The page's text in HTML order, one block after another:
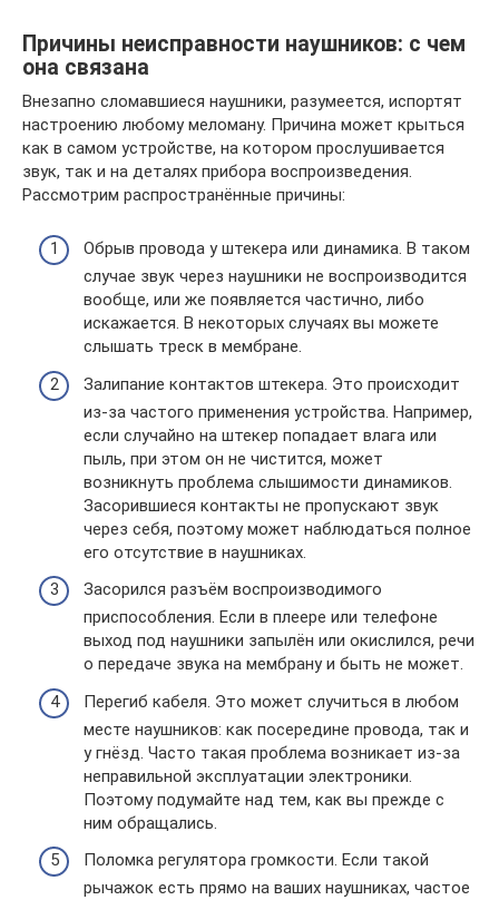
Причины неисправности наушников: с чем
она связана
Внезапно сломавшиеся наушники, разумеется, испортят
настроению любому меломану. Причина может крыться
как в самом устройстве, на котором прослушивается
звук, так и на деталях прибора воспроизведения.
Рассмотрим распространённые причины:
Обрыв провода у штекера или динамика. В таком
случае звук через наушники не воспроизводится
вообще, или же появляется частично, либо
искажается. В некоторых случаях вы можете
слышать треск в мембране.
Залипание контактов штекера. Это происходит
из-за частого применения устройства. Например,
если случайно на штекер попадает влага или
пыль, при этом он не чистится, может
возникнуть проблема слышимости динамиков.
Засорившиеся контакты не пропускают звук
через себя, поэтому может наблюдаться полное
его отсутствие в наушниках.
Засорился разъём воспроизводимого
приспособления. Если в плеере или телефоне
выход под наушники запылён или окислился, речи
о передаче звука на мембрану и быть не может.
Перегиб кабеля. Это может случиться в любом
месте наушников: как посередине провода, так и
у гнёзд. Часто такая проблема возникает из-за
неправильной эксплуатации электроники.
Поэтому подумайте над тем, как вы прежде с
ним обращались.
Поломка регулятора громкости. Если такой
рычажок есть прямо на ваших наушниках, частое